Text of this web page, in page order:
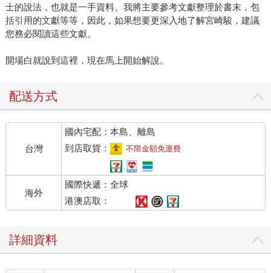
士的說法，也就是一手資料。我將主要參考文獻整理於書末，包
括引用的文獻等等，因此，如果想要更深入地了解宮崎駿，建議
您務必閱讀這些文獻。
開場白就說到這裡，現在馬上開始解說。
配送方式
台灣
國內宅配：本島、離島
到店取貨：
不限金額免運費
海外
國際快遞：全球
港澳店取：
詳細資料